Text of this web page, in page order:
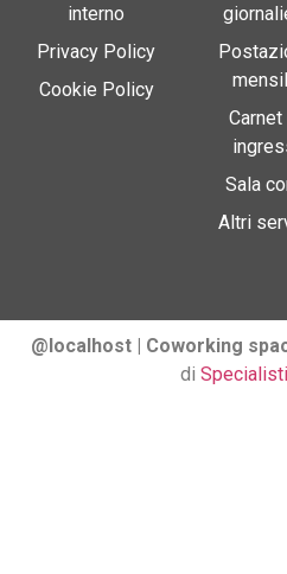
interno
Privacy Policy
Cookie Policy
Sala
Altri
@localhost | Coworking
di